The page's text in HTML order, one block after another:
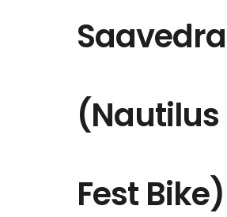
(Nautilus
Fest Bike)